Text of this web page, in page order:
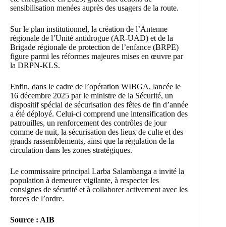
sensibilisation menées auprès des usagers de la route.
Sur le plan institutionnel, la création de l’Antenne
régionale de l’Unité antidrogue (AR-UAD) et de la
Brigade régionale de protection de l’enfance (BRPE)
figure parmi les réformes majeures mises en œuvre par
la DRPN-KLS.
Enfin, dans le cadre de l’opération WIBGA, lancée le
16 décembre 2025 par le ministre de la Sécurité, un
dispositif spécial de sécurisation des fêtes de fin d’année
a été déployé. Celui-ci comprend une intensification des
patrouilles, un renforcement des contrôles de jour
comme de nuit, la sécurisation des lieux de culte et des
grands rassemblements, ainsi que la régulation de la
circulation dans les zones stratégiques.
Le commissaire principal Larba Salambanga a invité la
population à demeurer vigilante, à respecter les
consignes de sécurité et à collaborer activement avec les
forces de l’ordre.
Source : AIB